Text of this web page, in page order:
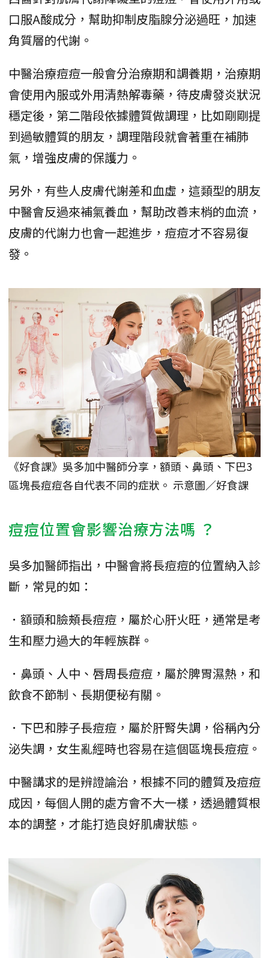
口服A酸成分，幫助抑制皮脂腺分泌過旺，加速
角質層的代謝。
中醫治療痘痘一般會分治療期和調養期，治療期
會使用內服或外用清熱解毒藥，待皮膚發炎狀況
穩定後，第二階段依據體質做調理，比如剛剛提
到過敏體質的朋友，調理階段就會著重在補肺
氣，增強皮膚的保護力。
另外，有些人皮膚代謝差和血虛，這類型的朋友
中醫會反過來補氣養血，幫助改善末梢的血流，
皮膚的代謝力也會一起進步，痘痘才不容易復
發。
《好食課》吳多加中醫師分享，額頭、鼻頭、下巴3
區塊長痘痘各自代表不同的症狀。 示意圖／好食課
痘痘位置會影響治療方法嗎 ？
吳多加醫師指出，中醫會將長痘痘的位置納入診
斷，常見的如：
．額頭和臉頰長痘痘，屬於心肝火旺，通常是考
生和壓力過大的年輕族群。
．鼻頭、人中、唇周長痘痘，屬於脾胃濕熱，和
飲食不節制、長期便秘有關。
．下巴和脖子長痘痘，屬於肝腎失調，俗稱內分
泌失調，女生亂經時也容易在這個區塊長痘痘。
中醫講求的是辨證論治，根據不同的體質及痘痘
成因，每個人開的處方會不大一樣，透過體質根
本的調整，才能打造良好肌膚狀態。